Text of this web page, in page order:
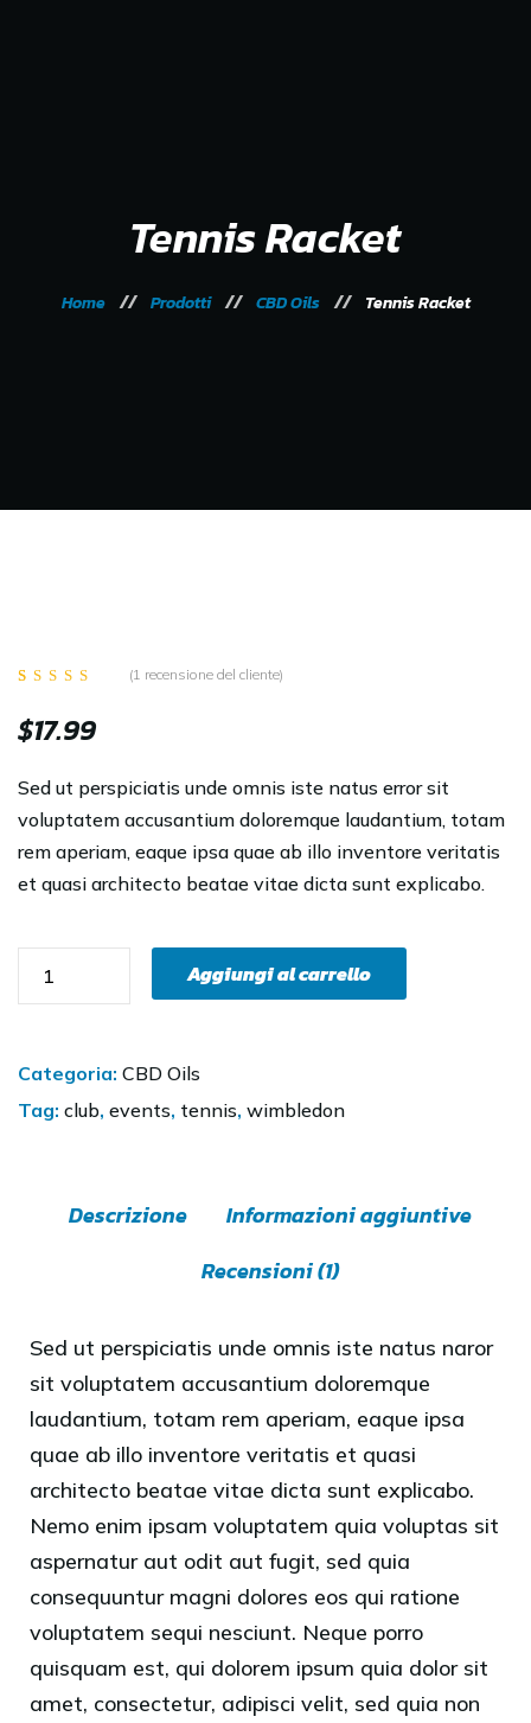
Tennis Racket
Home Prodotti CBD Oils Tennis Racket
4.00su 5 su
base di
(1 recensione del cliente)
$17.99
Sed ut perspiciatis unde omnis iste natus error sit
voluptatem accusantium doloremque laudantium, totam
rem aperiam, eaque ipsa quae ab illo inventore veritatis
et quasi architecto beatae vitae dicta sunt explicabo.
Aggiungi al carrello
Categoria: CBD Oils
Tag: club, events, tennis, wimbledon
Descrizione
Informazioni aggiuntive
Recensioni (1)
Sed ut perspiciatis unde omnis iste natus naror
sit voluptatem accusantium doloremque
laudantium, totam rem aperiam, eaque ipsa
quae ab illo inventore veritatis et quasi
architecto beatae vitae dicta sunt explicabo.
Nemo enim ipsam voluptatem quia voluptas sit
aspernatur aut odit aut fugit, sed quia
consequuntur magni dolores eos qui ratione
voluptatem sequi nesciunt. Neque porro
quisquam est, qui dolorem ipsum quia dolor sit
amet, consectetur, adipisci velit, sed quia non